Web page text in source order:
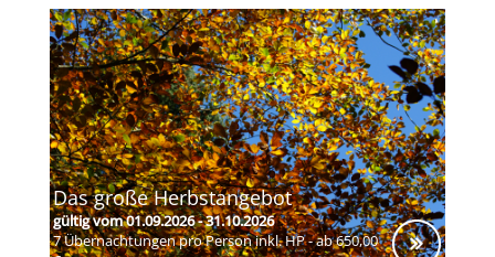
Das große Herbstangebot
gültig vom 01.09.2026 - 31.10.2026
7 Übernachtungen pro Person inkl. HP - ab 650,00